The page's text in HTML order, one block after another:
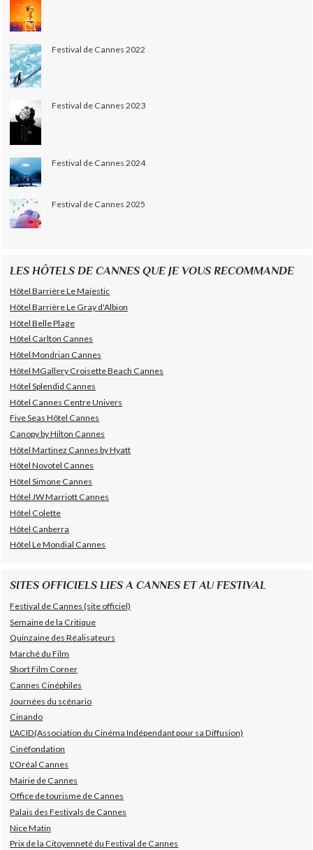
Festival de Cannes 2022
Festival de Cannes 2023
Festival de Cannes 2024
Festival de Cannes 2025
LES HÔTELS DE CANNES QUE JE VOUS RECOMMANDE
Hôtel Barrière Le Majestic
Hôtel Barrière Le Gray d'Albion
Hôtel Belle Plage
Hôtel Carlton Cannes
Hôtel Mondrian Cannes
Hôtel MGallery Croisette Beach Cannes
Hôtel Splendid Cannes
Hôtel Cannes Centre Univers
Five Seas Hôtel Cannes
Canopy by Hilton Cannes
Hôtel Martinez Cannes by Hyatt
Hôtel Novotel Cannes
Hôtel Simone Cannes
Hôtel JW Marriott Cannes
Hôtel Colette
Hôtel Canberra
Hôtel Le Mondial Cannes
SITES OFFICIELS LIES A CANNES ET AU FESTIVAL
Festival de Cannes (site officiel)
Semaine de la Critique
Quinzaine des Réalisateurs
Marché du Film
Short Film Corner
Cannes Cinéphiles
Journées du scénario
Cinando
L'ACID(Association du Cinéma Indépendant pour sa Diffusion)
Cinéfondation
L'Oréal Cannes
Mairie de Cannes
Office de tourisme de Cannes
Palais des Festivals de Cannes
Nice Matin
Prix de la Citoyenneté du Festival de Cannes